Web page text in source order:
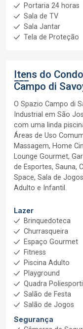
Portaria 24 horas
Sala de TV
Sala Jantar
Tela de Proteção
Itens do
Campo di
O Spazio Campo di
Industrial em São
com uma linda
Áreas de Uso
Massagem, Home
Lounge Gourmet,
de Esportes, Sauna,
Space, Sala de
Adulto e Infantil.
Lazer
Brinquedoteca
Churrasqueira
Espaço Gourmet
Fitness
Piscina Adulto
Playground
Quadra
Salão de Festa
Salão de Jogos
Segurança